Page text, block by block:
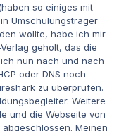
so einiges mit
Umschulungsträger
wollte, habe ich mir
geholt, das die
nun nach und nach
oder DNS noch
zu überprüfen.
Weitere
und die Webseite von
Meinen